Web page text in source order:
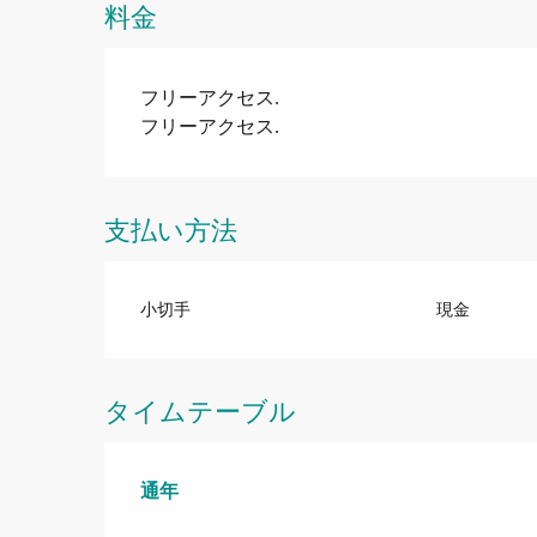
料金
フリーアクセス.
フリーアクセス.
支払い方法
小切手 現金
タイムテーブル
通年
通年